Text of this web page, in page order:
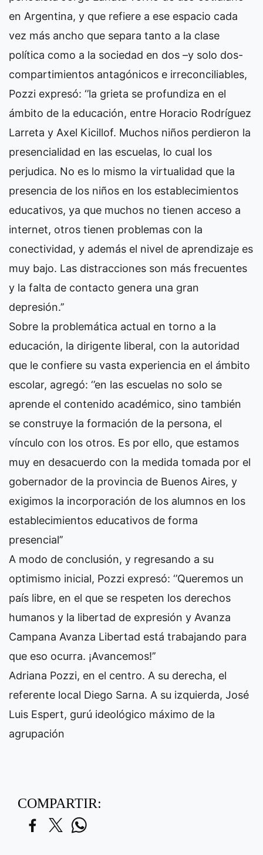
en Argentina, y que refiere a ese espacio cada
vez más ancho que separa tanto a la clase
política como a la sociedad en dos –y solo dos-
compartimientos antagónicos e irreconciliables,
Pozzi expresó: ‘’la grieta se profundiza en el
ámbito de la educación, entre Horacio Rodríguez
Larreta y Axel Kicillof. Muchos niños perdieron la
presencialidad en las escuelas, lo cual los
perjudica. No es lo mismo la virtualidad que la
presencia de los niños en los establecimientos
educativos, ya que muchos no tienen acceso a
internet, otros tienen problemas con la
conectividad, y además el nivel de aprendizaje es
muy bajo. Las distracciones son más frecuentes
y la falta de contacto genera una gran
depresión.’’
Sobre la problemática actual en torno a la
educación, la dirigente liberal, con la autoridad
que le confiere su vasta experiencia en el ámbito
escolar, agregó: ‘’en las escuelas no solo se
aprende el contenido académico, sino también
se construye la formación de la persona, el
vínculo con los otros. Es por ello, que estamos
muy en desacuerdo con la medida tomada por el
gobernador de la provincia de Buenos Aires, y
exigimos la incorporación de los alumnos en los
establecimientos educativos de forma
presencial’’
A modo de conclusión, y regresando a su
optimismo inicial, Pozzi expresó: ‘’Queremos un
país libre, en el que se respeten los derechos
humanos y la libertad de expresión y Avanza
Campana Avanza Libertad está trabajando para
que eso ocurra. ¡Avancemos!’’
Adriana Pozzi, en el centro. A su derecha, el
referente local Diego Sarna. A su izquierda, José
Luis Espert, gurú ideológico máximo de la
agrupación
COMPARTIR: